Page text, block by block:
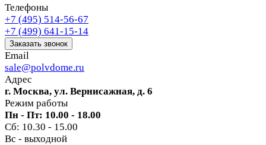
Телефоны
+7 (495) 514-56-67
+7 (499) 641-15-14
Заказать звонок
Email
sale@polvdome.ru
Адрес
г. Москва, ул. Вернисажная, д. 6
Режим работы
Пн - Пт: 10.00 - 18.00
Сб: 10.30 - 15.00
Вс - выходной